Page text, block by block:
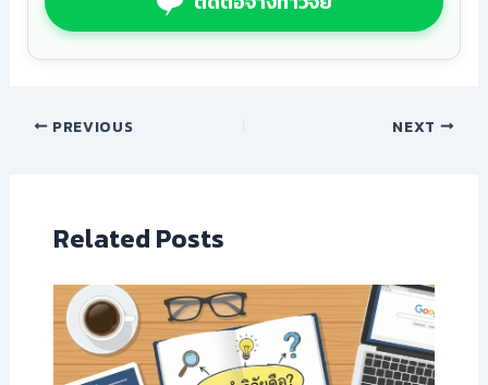
PREVIOUS NEXT
Related Posts